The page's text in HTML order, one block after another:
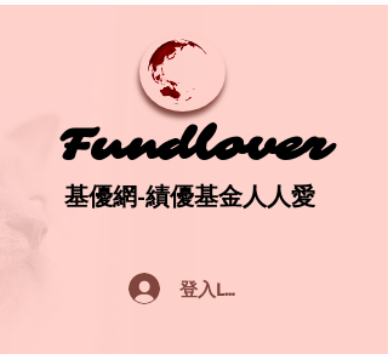
Fundlover
Fundlover
基優網-績優基金人人愛
基優網-績優基金人人愛
登入Log In